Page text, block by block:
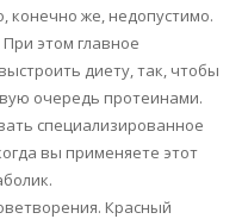
конечно же, недопустимо.
этом главное
диету, так, чтобы
очередь протеинами.
специализированное
вы применяете этот
Красный